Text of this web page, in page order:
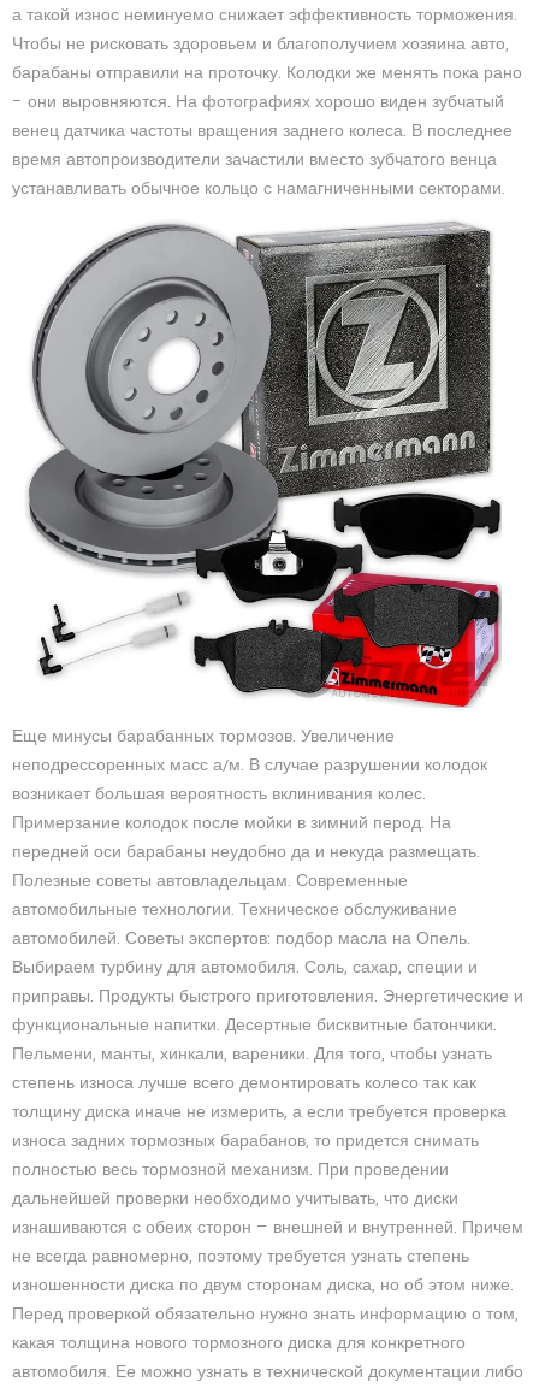
а такой износ неминуемо снижает эффективность торможения.
Чтобы не рисковать здоровьем и благополучием хозяина авто,
барабаны отправили на проточку. Колодки же менять пока рано
– они выровняются. На фотографиях хорошо виден зубчатый
венец датчика частоты вращения заднего колеса. В последнее
время автопроизводители зачастили вместо зубчатого венца
устанавливать обычное кольцо с намагниченными секторами.
Еще минусы барабанных тормозов. Увеличение
неподрессоренных масс а/м. В случае разрушении колодок
возникает большая вероятность вклинивания колес.
Примерзание колодок после мойки в зимний перод. На
передней оси барабаны неудобно да и некуда размещать.
Полезные советы автовладельцам. Современные
автомобильные технологии. Техническое обслуживание
автомобилей. Советы экспертов: подбор масла на Опель.
Выбираем турбину для автомобиля. Соль, сахар, специи и
приправы. Продукты быстрого приготовления. Энергетические и
функциональные напитки. Десертные бисквитные батончики.
Пельмени, манты, хинкали, вареники. Для того, чтобы узнать
степень износа лучше всего демонтировать колесо так как
толщину диска иначе не измерить, а если требуется проверка
износа задних тормозных барабанов, то придется снимать
полностью весь тормозной механизм. При проведении
дальнейшей проверки необходимо учитывать, что диски
изнашиваются с обеих сторон — внешней и внутренней. Причем
не всегда равномерно, поэтому требуется узнать степень
изношенности диска по двум сторонам диска, но об этом ниже.
Перед проверкой обязательно нужно знать информацию о том,
какая толщина нового тормозного диска для конкретного
автомобиля. Ее можно узнать в технической документации либо